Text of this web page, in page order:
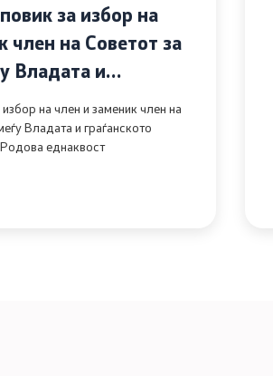
за избор на
член на Советот за
Владата и
во областа
на член и заменик член на
Владата и граѓанското
еднаквост